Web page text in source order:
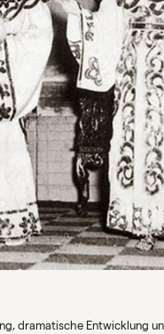
dramatische Entwicklung